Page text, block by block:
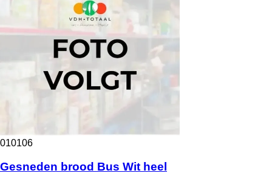
010106
Gesneden brood Bus Wit heel